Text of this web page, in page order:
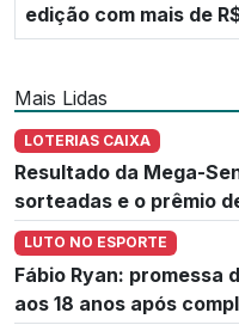
edição com mais de
Mais Lidas
LOTERIAS CAIXA
Resultado da Mega-
sorteadas e o prêmio
LUTO NO ESPORTE
Fábio Ryan: promessa
aos 18 anos após